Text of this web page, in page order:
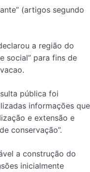
(artigos segundo
a região do
social” para fins de
pública foi
informações que
e extensão e
conservação”.
a construção do
inicialmente